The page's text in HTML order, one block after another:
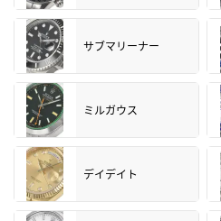
サブマリーナー
ミルガウス
デイデイト